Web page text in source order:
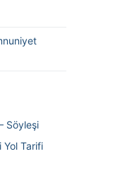
Söyleşi
Yol Tarifi